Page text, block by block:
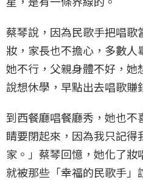
蔡琴說，因為民歌手把唱歌
妝，家長也不擔心，多數人
她不行，父親身體不好，她
說想休學，早點出去唱歌賺
到西餐廳唱餐廳秀，她也
睛要閉起來，因為我只記
家。」蔡琴回憶，她化了妝
就被那些「幸福的民歌手